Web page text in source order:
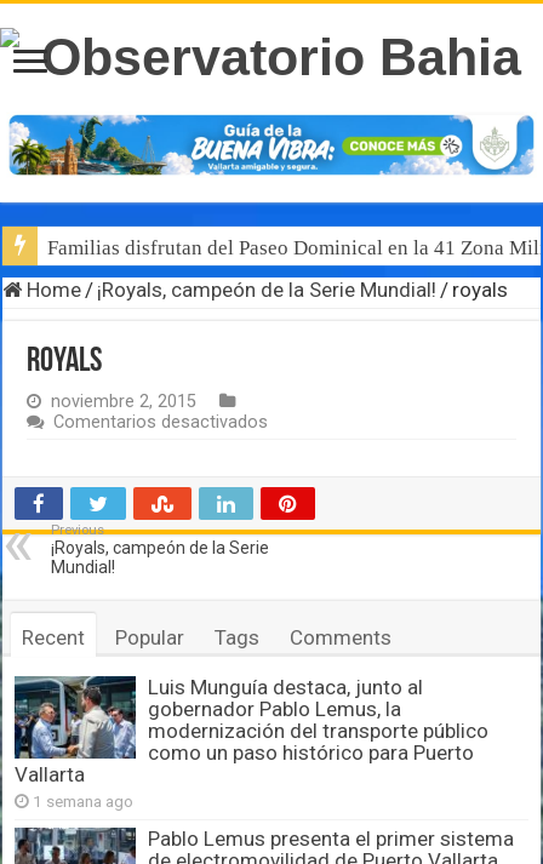
Familias disfrutan del Paseo Dominical en la 41 Zona
Home/ ¡Royals, campeón de la Serie Mundial! / royals
royals
noviembre 2, 2015
Comentarios desactivados
Previous
¡Royals, campeón de la Serie
Mundial!
Recent Popular Tags Comments
Luis Munguía destaca, junto al
gobernador Pablo Lemus, la
modernización del transporte público
como un paso histórico para Puerto
Vallarta
1 semana ago
Pablo Lemus presenta el primer sistema